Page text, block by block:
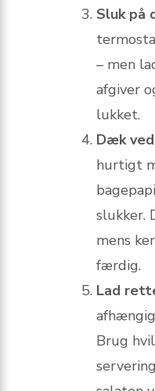
Sluk på
– men
afgiver
lukket.
Dæk
hurtigt
slukker.
mens
færdig.
Lad
Brug